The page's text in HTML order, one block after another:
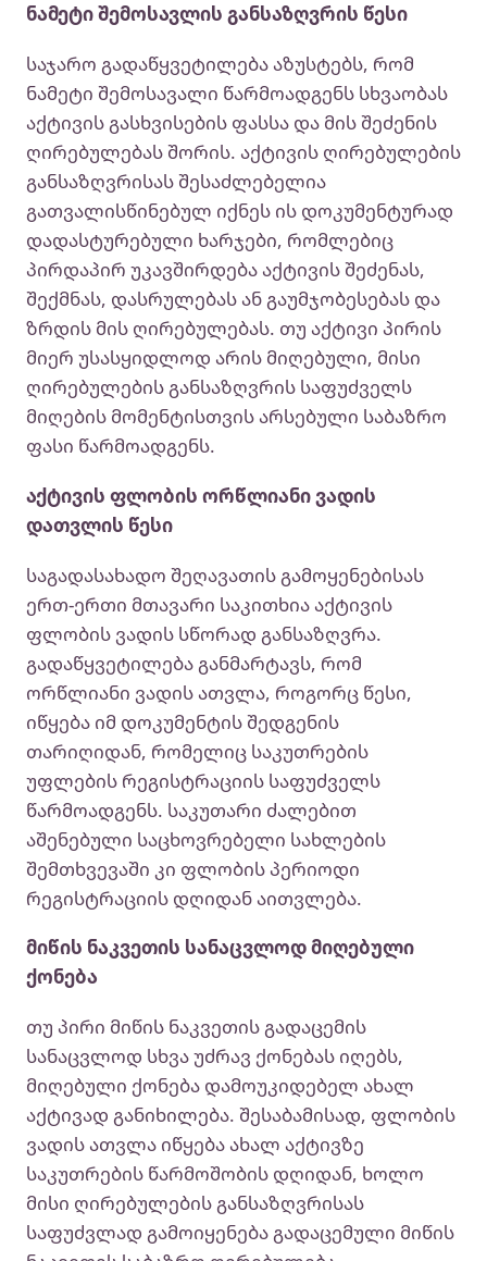
ნამეტი შემოსავლის განსაზღვრის წესი
საჯარო გადაწყვეტილება აზუსტებს, რომ
ნამეტი შემოსავალი წარმოადგენს სხვაობას
აქტივის გასხვისების ფასსა და მის შეძენის
ღირებულებას შორის. აქტივის ღირებულების
განსაზღვრისას შესაძლებელია
გათვალისწინებულ იქნეს ის დოკუმენტურად
დადასტურებული ხარჯები, რომლებიც
პირდაპირ უკავშირდება აქტივის შეძენას,
შექმნას, დასრულებას ან გაუმჯობესებას და
ზრდის მის ღირებულებას. თუ აქტივი პირის
მიერ უსასყიდლოდ არის მიღებული, მისი
ღირებულების განსაზღვრის საფუძველს
მიღების მომენტისთვის არსებული საბაზრო
ფასი წარმოადგენს.
აქტივის ფლობის ორწლიანი ვადის
დათვლის წესი
საგადასახადო შეღავათის გამოყენებისას
ერთ-ერთი მთავარი საკითხია აქტივის
ფლობის ვადის სწორად განსაზღვრა.
გადაწყვეტილება განმარტავს, რომ
ორწლიანი ვადის ათვლა, როგორც წესი,
იწყება იმ დოკუმენტის შედგენის
თარიღიდან, რომელიც საკუთრების
უფლების რეგისტრაციის საფუძველს
წარმოადგენს. საკუთარი ძალებით
აშენებული საცხოვრებელი სახლების
შემთხვევაში კი ფლობის პერიოდი
რეგისტრაციის დღიდან აითვლება.
მიწის ნაკვეთის სანაცვლოდ მიღებული
ქონება
თუ პირი მიწის ნაკვეთის გადაცემის
სანაცვლოდ სხვა უძრავ ქონებას იღებს,
მიღებული ქონება დამოუკიდებელ ახალ
აქტივად განიხილება. შესაბამისად, ფლობის
ვადის ათვლა იწყება ახალ აქტივზე
საკუთრების წარმოშობის დღიდან, ხოლო
მისი ღირებულების განსაზღვრისას
საფუძვლად გამოიყენება გადაცემული მიწის